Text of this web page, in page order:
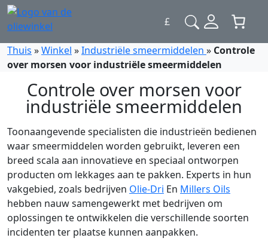
£
Thuis »Winkel »Industriële smeermiddelen » Controle
over morsen voor industriële smeermiddelen
Controle over morsen voor
industriële smeermiddelen
Toonaangevende specialisten die industrieën bedienen
waar smeermiddelen worden gebruikt, leveren een
breed scala aan innovatieve en speciaal ontworpen
producten om lekkages aan te pakken. Experts in hun
vakgebied, zoals bedrijven Olie-Dri En Millers Oils
hebben nauw samengewerkt met bedrijven om
oplossingen te ontwikkelen die verschillende soorten
incidenten ter plaatse kunnen aanpakken.